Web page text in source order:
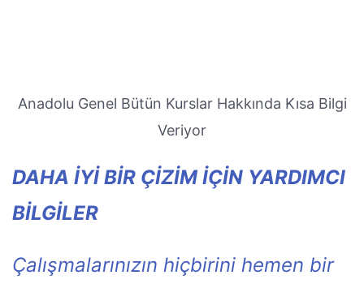
Anadolu Genel Bütün Kurslar Hakkında Kısa Bilgi
Veriyor
DAHA İYİ BİR ÇİZİM İÇİN YARDIMCI
BİLGİLER
Çalışmalarınızın hiçbirini hemen bir